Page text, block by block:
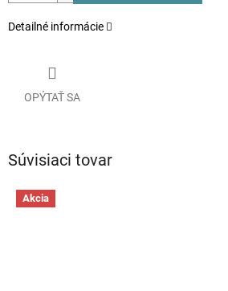
Detailné informácie
OPÝTAŤ SA
Súvisiaci tovar
Akcia